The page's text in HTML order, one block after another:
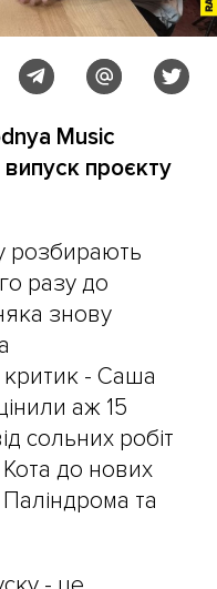
Music
проєкту
розбирають
разу до
знову
- Саша
аж 15
сольних робіт
до нових
Паліндрома та